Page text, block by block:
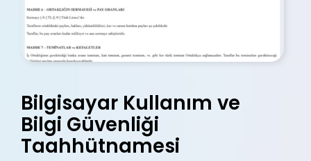
Hesabım
Bilgisayar Kullanım ve
Bilgi Güvenliği
Taahhütnamesi